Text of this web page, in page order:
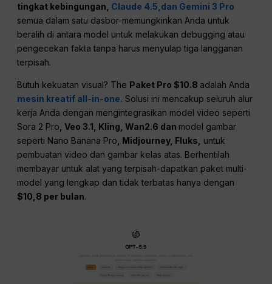
tingkat kebingungan, Claude 4.5, dan Gemini 3 Pro
semua dalam satu dasbor-memungkinkan Anda untuk
beralih di antara model untuk melakukan debugging atau
pengecekan fakta tanpa harus menyulap tiga langganan
terpisah.
Butuh kekuatan visual? The Paket Pro $10.8 adalah Anda
mesin kreatif all-in-one. Solusi ini mencakup seluruh alur
kerja Anda dengan mengintegrasikan model video seperti
Sora 2 Pro , Veo 3.1, Kling, Wan2.6 dan model gambar
seperti Nano Banana Pro , Midjourney, Fluks,
untuk
pembuatan video dan gambar kelas atas. Berhentilah
membayar untuk alat yang terpisah-dapatkan paket multi-
model yang lengkap dan tidak terbatas hanya dengan
$10,8 per bulan.